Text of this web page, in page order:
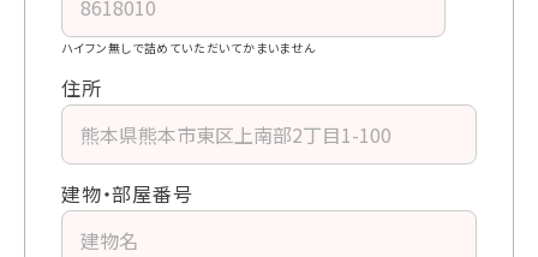
ハイフン無しで詰めていただいてかまいません
住所
建物・部屋番号